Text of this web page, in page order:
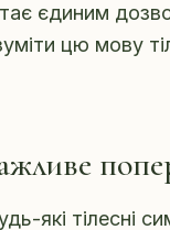
єдиним
цю мову
які тілесні